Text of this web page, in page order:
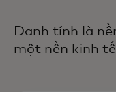
Danh tính là
một nền kinh